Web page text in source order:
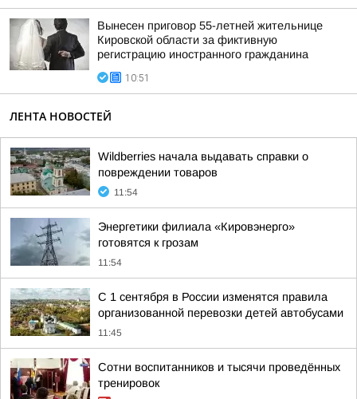
Вынесен приговор 55-летней жительнице
Кировской области за фиктивную
регистрацию иностранного гражданина
10:51
ЛЕНТА НОВОСТЕЙ
Wildberries начала выдавать справки о
повреждении товаров
11:54
Энергетики филиала «Кировэнерго»
готовятся к грозам
11:54
С 1 сентября в России изменятся правила
организованной перевозки детей автобусами
11:45
Сотни воспитанников и тысячи проведённых
тренировок